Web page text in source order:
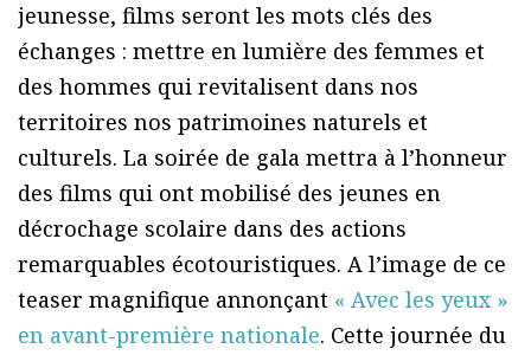
jeunesse, films seront les mots clés des
échanges : mettre en lumière des femmes et
des hommes qui revitalisent dans nos
territoires nos patrimoines naturels et
culturels. La soirée de gala mettra à l’honneur
des films qui ont mobilisé des jeunes en
décrochage scolaire dans des actions
remarquables écotouristiques. A l’image de ce
teaser magnifique annonçant « Avec les yeux »
en avant-première nationale. Cette journée du